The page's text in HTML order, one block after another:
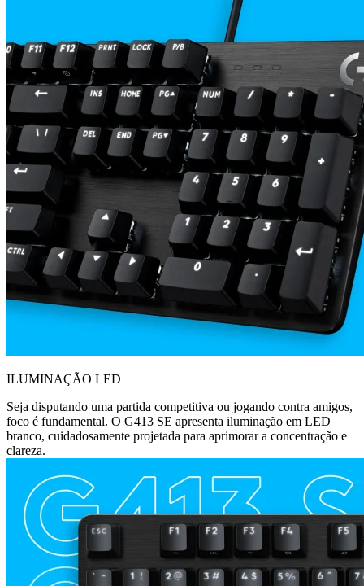
ILUMINAÇÃO LED
Seja disputando uma partida competitiva ou jogando contra amigos,
foco é fundamental. O G413 SE apresenta iluminação em LED
branco, cuidadosamente projetada para aprimorar a concentração e
clareza.